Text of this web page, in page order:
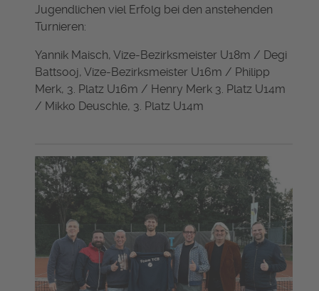
Jugendlichen viel Erfolg bei den anstehenden
Turnieren:
Yannik Maisch, Vize-Bezirksmeister U18m / Degi
Battsooj, Vize-Bezirksmeister U16m / Philipp
Merk, 3. Platz U16m / Henry Merk 3. Platz U14m
/ Mikko Deuschle, 3. Platz U14m